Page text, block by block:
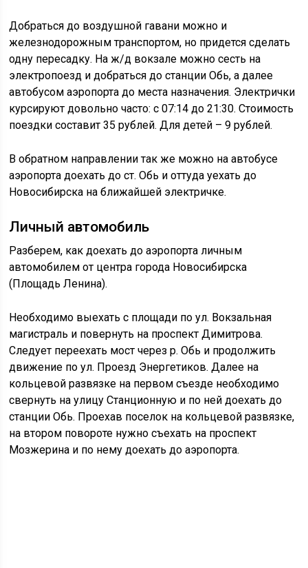
Добраться до воздушной гавани можно и
железнодорожным транспортом, но придется сделать
одну пересадку. На ж/д вокзале можно сесть на
электропоезд и добраться до станции Обь, а далее
автобусом аэропорта до места назначения. Электрички
курсируют довольно часто: с 07:14 до 21:30. Стоимость
поездки составит 35 рублей. Для детей – 9 рублей.
В обратном направлении так же можно на автобусе
аэропорта доехать до ст. Обь и оттуда уехать до
Новосибирска на ближайшей электричке.
Личный автомобиль
Разберем, как доехать до аэропорта личным
автомобилем от центра города Новосибирска
(Площадь Ленина).
Необходимо выехать с площади по ул. Вокзальная
магистраль и повернуть на проспект Димитрова.
Следует переехать мост через р. Обь и продолжить
движение по ул. Проезд Энергетиков. Далее на
кольцевой развязке на первом съезде необходимо
свернуть на улицу Станционную и по ней доехать до
станции Обь. Проехав поселок на кольцевой развязке,
на втором повороте нужно съехать на проспект
Мозжерина и по нему доехать до аэропорта.